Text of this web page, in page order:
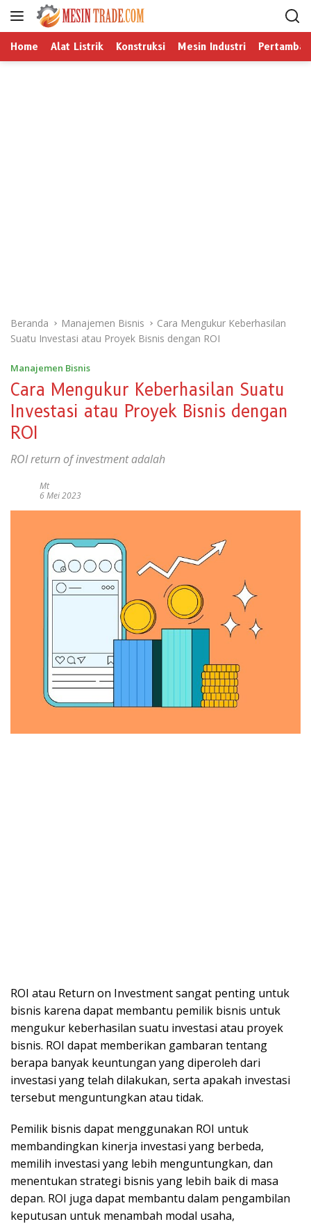
Home Alat Listrik Konstruksi Mesin Industri
Beranda Manajemen Bisnis
Cara Mengukur Keberhasilan
Suatu Investasi atau Proyek Bisnis dengan ROI
Manajemen Bisnis
Cara Mengukur Keberhasilan Suatu
Investasi atau Proyek Bisnis dengan
ROI
ROI return of investment adalah
Mt
6 Mei 2023
ROI atau Return on Investment sangat penting untuk
bisnis karena dapat membantu pemilik bisnis untuk
mengukur keberhasilan suatu investasi atau proyek
bisnis. ROI dapat memberikan gambaran tentang
berapa banyak keuntungan yang diperoleh dari
investasi yang telah dilakukan, serta apakah investasi
tersebut menguntungkan atau tidak.
Pemilik bisnis dapat menggunakan ROI untuk
membandingkan kinerja investasi yang berbeda,
memilih investasi yang lebih menguntungkan, dan
menentukan strategi bisnis yang lebih baik di masa
depan. ROI juga dapat membantu dalam pengambilan
keputusan untuk menambah modal usaha,